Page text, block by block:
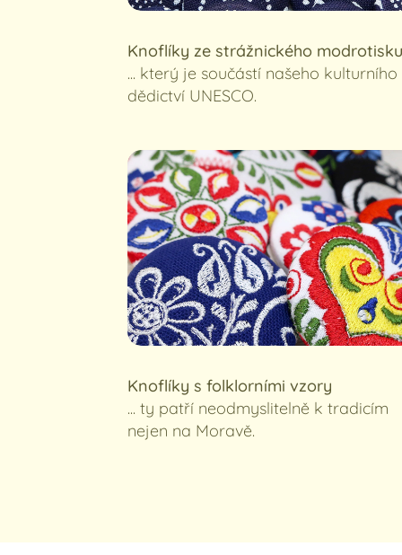
Knoflíky ze strážnického modrotisku
... který je součástí našeho kulturního
dědictví UNESCO.
Knoflíky s folklorními vzory
... ty patří neodmyslitelně k tradicím
nejen na Moravě.